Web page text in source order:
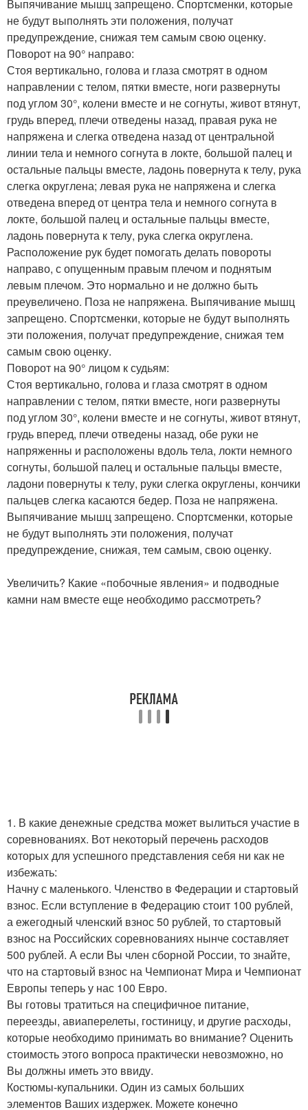
Выпячивание мышц запрещено. Спортсменки, которые
не будут выполнять эти положения, получат
предупреждение, снижая тем самым свою оценку.
Поворот на 90° направо:
Стоя вертикально, голова и глаза смотрят в одном
направлении с телом, пятки вместе, ноги развернуты
под углом 30°, колени вместе и не согнуты, живот втянут,
грудь вперед, плечи отведены назад, правая рука не
напряжена и слегка отведена назад от центральной
линии тела и немного согнута в локте, большой палец и
остальные пальцы вместе, ладонь повернута к телу, рука
слегка округлена; левая рука не напряжена и слегка
отведена вперед от центра тела и немного согнута в
локте, большой палец и остальные пальцы вместе,
ладонь повернута к телу, рука слегка округлена.
Расположение рук будет помогать делать повороты
направо, с опущенным правым плечом и поднятым
левым плечом. Это нормально и не должно быть
преувеличено. Поза не напряжена. Выпячивание мышц
запрещено. Спортсменки, которые не будут выполнять
эти положения, получат предупреждение, снижая тем
самым свою оценку.
Поворот на 90° лицом к судьям:
Стоя вертикально, голова и глаза смотрят в одном
направлении с телом, пятки вместе, ноги развернуты
под углом 30°, колени вместе и не согнуты, живот втянут,
грудь вперед, плечи отведены назад, обе руки не
напряженны и расположены вдоль тела, локти немного
согнуты, большой палец и остальные пальцы вместе,
ладони повернуты к телу, руки слегка округлены, кончики
пальцев слегка касаются бедер. Поза не напряжена.
Выпячивание мышц запрещено. Спортсменки, которые
не будут выполнять эти положения, получат
предупреждение, снижая, тем самым, свою оценку.
Увеличить? Какие «побочные явления» и подводные
камни нам вместе еще необходимо рассмотреть?
1. В какие денежные средства может вылиться участие в
соревнованиях. Вот некоторый перечень расходов
которых для успешного представления себя ни как не
избежать:
Начну с маленького. Членство в Федерации и стартовый
взнос. Если вступление в Федерацию стоит 100 рублей,
а ежегодный членский взнос 50 рублей, то стартовый
взнос на Российских соревнованиях нынче составляет
500 рублей. А если Вы член сборной России, то знайте,
что на стартовый взнос на Чемпионат Мира и Чемпионат
Европы теперь у нас 100 Евро.
Вы готовы тратиться на специфичное питание,
переезды, авиаперелеты, гостиницу, и другие расходы,
которые необходимо принимать во внимание? Оценить
стоимость этого вопроса практически невозможно, но
Вы должны иметь это ввиду.
Костюмы-купальники. Один из самых больших
элементов Ваших издержек. Можете конечно